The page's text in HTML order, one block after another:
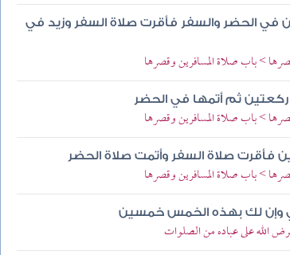
في الحضر والسفر فأقرت صلاة السفر وزيد في
> باب صلاة المسافرين وقصرها
ثم أتمها في الحضر
> باب صلاة المسافرين وقصرها
فأقرت صلاة السفر وأتمت صلاة الحضر
> باب صلاة المسافرين وقصرها
وإن لك بهذه الخمس خمسين
الله على عباده من الصلوات